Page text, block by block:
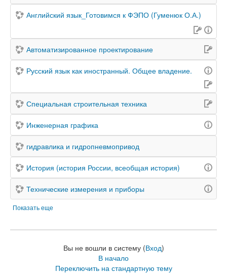
Английский язык_Готовимся к ФЭПО (Гуменюк О.А.)
Автоматизированное проектирование
Русский язык как иностранный. Общее владение.
Специальная строительная техника
Инженерная графика
гидравлика и гидропневмопривод
История (история России, всеобщая история)
Технические измерения и приборы
Показать еще
Вы не вошли в систему (Вход)
В начало
Переключить на стандартную тему